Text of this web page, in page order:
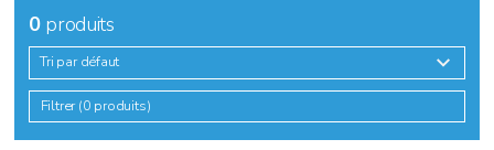
0produits
Tri par défaut
Filtrer (0 produits)